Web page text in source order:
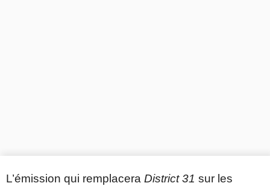
L’émission qui remplacera District 31 sur les